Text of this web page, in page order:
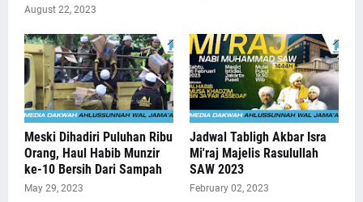
August 22, 2023
Meski Dihadiri Puluhan Ribu
Orang, Haul Habib Munzir
ke-10 Bersih Dari Sampah
May 29, 2023
Jadwal Tabligh Akbar Isra
Mi'raj Majelis Rasulullah
SAW 2023
February 02, 2023